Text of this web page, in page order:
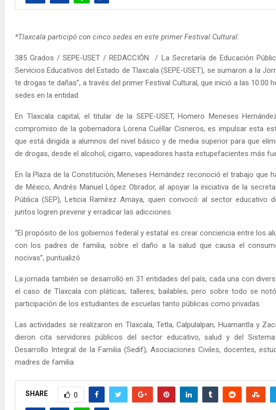
*Tlaxcala participó con cinco sedes en este primer Festival Cultural.
385 Grados / SEPE-USET / REDACCIÓN / La Secretaría de Educación
Servicios Educativos del Estado de Tlaxcala (SEPE-USET), se sumaron a la
te drogas te dañas”, a través del primer Festival Cultural, que inició a las 10:00
sedes en la entidad.
En Tlaxcala capital, el titular de la SEPE-USET, Homero Meneses
compromiso de la gobernadora Lorena Cuéllar Cisneros, es impulsar esta
que está dirigida a alumnos del nivel básico y de media superior para que
de drogas, desde el alcohol, cigarro, vapeadores hasta estupefacientes más
En la Plaza de la Constitución, Meneses Hernández reconoció el trabajo que
de México, Andrés Manuel López Obrador, al apoyar la iniciativa de la
Pública (SEP), Leticia Ramírez Amaya, quien convocó al sector educativo
juntos logren prevenir y erradicar las adicciones.
“El propósito de los gobiernos federal y estatal es crear conciencia entre los
con los padres de familia, sobre el daño a la salud que causa el
nocivas”, puntualizó
La jornada también se desarrolló en 31 entidades del país, cada una con
el caso de Tlaxcala con pláticas, talleres, bailables; pero sobre todo se
participación de los estudiantes de escuelas tanto públicas como privadas.
Las actividades se realizaron en Tlaxcala, Tetla, Calpulalpan, Huamantla y
dieron cita servidores públicos del sector educativo, salud y del
Desarrollo Integral de la Familia (Sedif), Asociaciones Civiles, docentes,
madres de familia.
SHARE 0